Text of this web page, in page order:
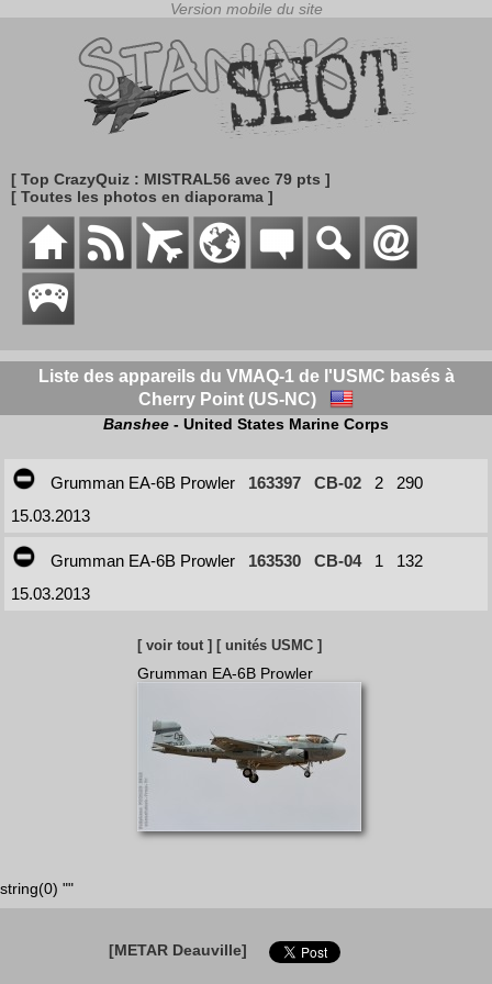
[ Top CrazyQuiz : MISTRAL56 avec 79 pts ]
[ Toutes les photos en diaporama ]
Liste des appareils du VMAQ-1 de l'USMC basés à
Cherry Point (US-NC)
Banshee - United States Marine Corps
Grumman EA-6B Prowler 163397 CB-02 2
290
15.03.2013
Grumman EA-6B Prowler 163530 CB-04 1
132
15.03.2013
[ voir tout ] [ unités USMC ]
Grumman EA-6B Prowler
string(0) ""
[METAR Deauville]